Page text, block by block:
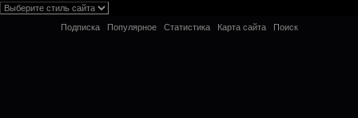
Подписка Популярное Статистика Карта сайта Поиск